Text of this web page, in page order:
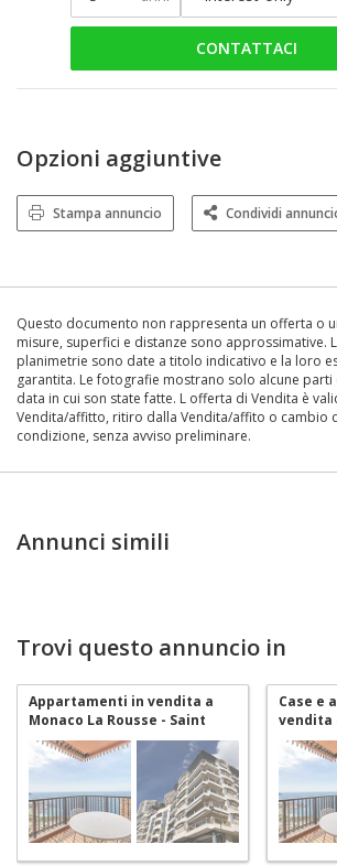
CONTATTACI
Opzioni aggiuntive
Stampa annuncio Condividi
Questo documento non rappresenta un offerta o
misure, superfici e distanze sono approssimative.
planimetrie sono date a titolo indicativo e la loro
garantita. Le fotografie mostrano solo alcune
data in cui son state fatte. L offerta di Vendita è
Vendita/affitto, ritiro dalla Vendita/affito o cambio
condizione, senza avviso preliminare.
Annunci simili
Trovi questo annuncio in
Appartamenti in vendita a
Monaco La Rousse - Saint
Roman
Case e
vendita
Saint